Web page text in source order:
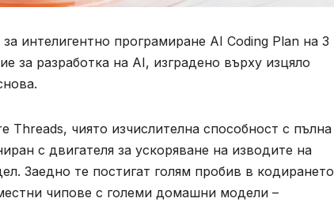
интелигентно програмиране AI Coding Plan на 3
за разработка на AI, изградено върху изцяло
Threads, чиято изчислителна способност с пълна
с двигателя за ускоряване на изводите на
Заедно те постигат голям пробив в кодирането
чипове с големи домашни модели –